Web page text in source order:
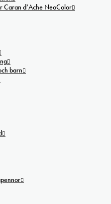
Caran d’Ache NeoColor
barn